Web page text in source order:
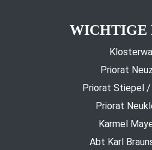
WICHTIGE
Priorat
Priorat Stiepel /
Priorat
Karmel
Abt Karl